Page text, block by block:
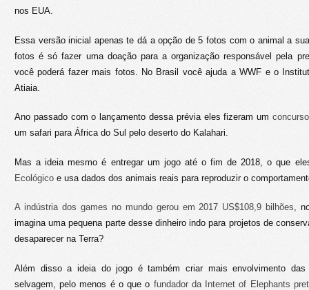
nos EUA.
Essa versão inicial apenas te dá a opção de 5 fotos com o animal a
fotos é só fazer uma doação para a organização responsável pela
você poderá fazer mais fotos. No Brasil você ajuda a WWF e o
Atiaia.
Ano passado com o lançamento dessa prévia eles fizeram um
um safari para África do Sul pelo deserto do Kalahari.
Mas a ideia mesmo é entregar um jogo até o fim de 2018, o que
Ecológico e usa dados dos animais reais para reproduzir o
A indústria dos games no mundo gerou em 2017 US$108,9 bilhões,
imagina uma pequena parte desse dinheiro indo para projetos de
desaparecer na Terra?
Além disso a ideia do jogo é também criar mais envolvimento
selvagem, pelo menos é o que o fundador da Internet of Elephants